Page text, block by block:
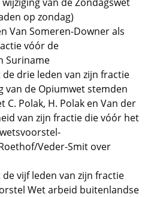
op zondag)
Van Someren-Downer als
vóór de
Suriname
drie leden van zijn fractie
van de Opiumwet stemden
C. Polak, H. Polak en Van der
van zijn fractie die vóór het
Veder-Smit over
vijf leden van zijn fractie
Wet arbeid buitenlandse